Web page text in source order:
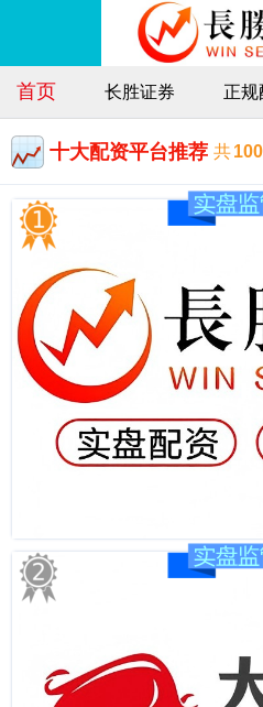
首页 长胜证券 正
十大配资平台推荐 共100